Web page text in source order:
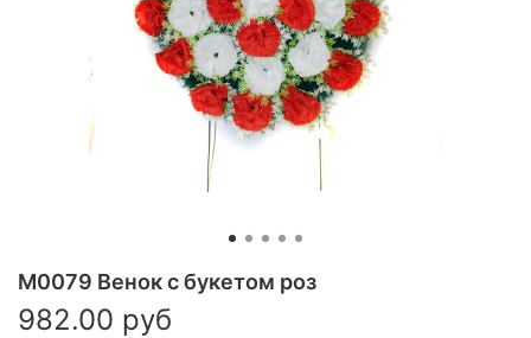
М0079 Венок с букетом роз
982.00 руб